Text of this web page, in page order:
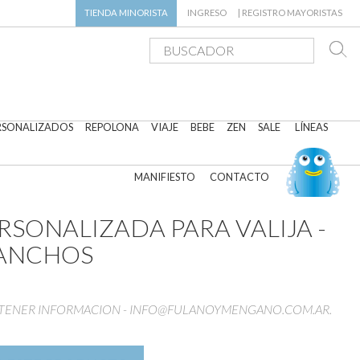
TIENDA MINORISTA INGRESO REGISTRO MAYORISTAS
REPOLONA VIAJE BEBE ZEN SALE LÍNEAS
MANIFIESTO CONTACTO
PARA VALIJA -
INFORMACION - INFO@FULANOYMENGANO.COM.AR.